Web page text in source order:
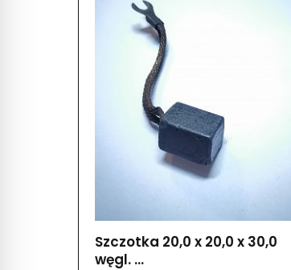
Szczotka 20,0 x 20,0 x 30,0
węgl. ...